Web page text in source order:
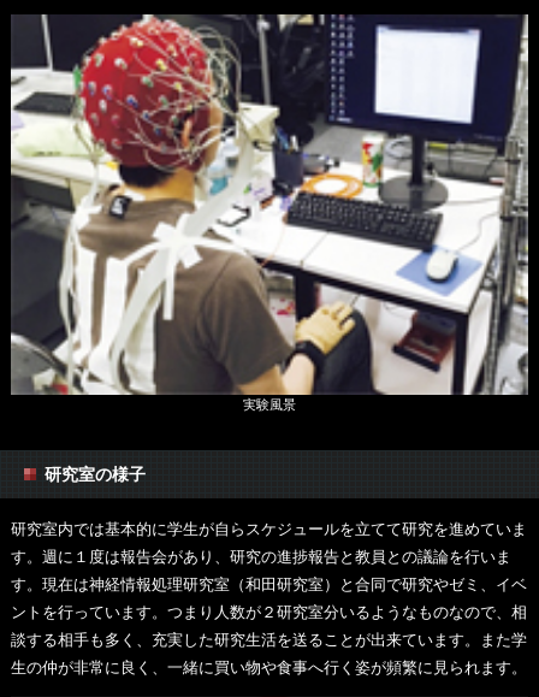
実験風景
研究室の様子
研究室内では基本的に学生が自らスケジュールを立てて研究を進めていま
す。週に１度は報告会があり、研究の進捗報告と教員との議論を行いま
す。現在は神経情報処理研究室（和田研究室）と合同で研究やゼミ、イベ
ントを行っています。つまり人数が２研究室分いるようなものなので、相
談する相手も多く、充実した研究生活を送ることが出来ています。また学
生の仲が非常に良く、一緒に買い物や食事へ行く姿が頻繁に見られます。